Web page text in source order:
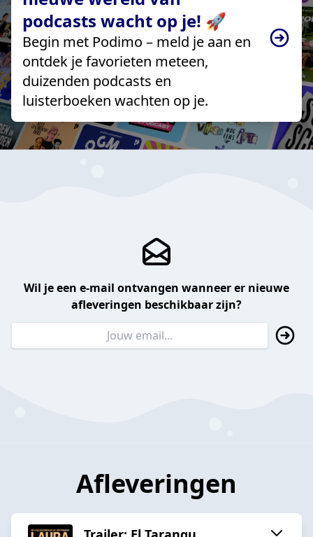
podcasts wacht op je! 🚀
Begin met Podimo – meld je aan en
ontdek je favorieten meteen,
duizenden podcasts en
luisterboeken wachten op je.
Wil je een e-mail ontvangen wanneer er nieuwe
afleveringen beschikbaar zijn?
Afleveringen